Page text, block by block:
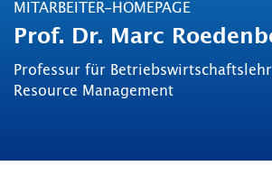
MITARBEITER-HOMEPAGE
Prof. Dr. Marc
Professur für
Resource Management